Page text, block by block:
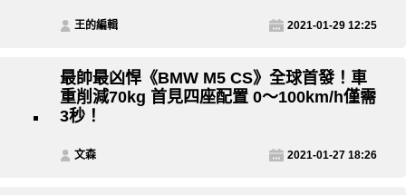
王的編輯 2021-01-29 12:25
最帥最凶悍《BMW M5 CS》全球首發！車
重削減70kg 首見四座配置 0～100km/h僅需
3秒！
文森 2021-01-27 18:26